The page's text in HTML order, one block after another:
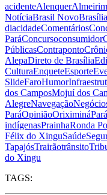
acidenteAlenquerAlmeirim
NotíciaBrasil NovoBrasília
diacidadeComentários
ParáConcursoconsumidor
PúblicasContraponto
AlepaDireto de Brasília
CulturaEnqueteEsporte
SlideFaroHumor
dos CamposMojuí dos
AlegreNavegação
ParáOpiniãoOriximináPará
indígenasPrainhaRonda
Félix do XinguSaúde
TapajósTrairãotrânsito
do Xingu
TAGS: